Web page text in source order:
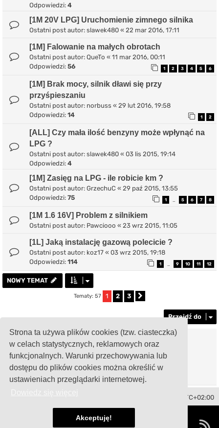
Strona ta używa plików cookies (tzw. ciasteczka)
w celach statystycznych, reklamowych oraz
funkcjonalnych. Warunki przechowywania lub
dostępu do plików cookies można określić w
ustawieniach przeglądarki internetowej.
Akceptuję!
Odpowiedzi: 4
[1M 20V LPG] Uruchomienie zimnego silnika
Ostatni post autor: slawek480 « 22 mar 2016, 17:11
[1M] Falowanie na małych obrotach
Ostatni post autor: QueTo « 11 mar 2016, 00:11
Odpowiedzi: 56 1 2 3 4 5 6
[1M] Brak mocy, silnik dławi się przy
przyśpieszaniu
Ostatni post autor: norbuss « 29 lut 2016, 19:58
Odpowiedzi: 14 1 2
[ALL] Czy mała ilość benzyny może wpłynąć na
LPG ?
Ostatni post autor: slawek480 « 03 lis 2015, 19:14
Odpowiedzi: 4
[1M] Zasięg na LPG - ile robicie km ?
Ostatni post autor: GrzechuC « 29 paź 2015, 13:55
Odpowiedzi: 75 1 5 6 7 8
[1M 1.6 16V] Problem z silnikiem
Ostatni post autor: Pawciooo « 23 wrz 2015, 11:05
[1L] Jaką instalację gazową polecicie ?
Ostatni post autor: koz17 « 03 wrz 2015, 19:18
Odpowiedzi: 114 1 9 10 11 12
NOWY TEMAT
Tematy: 57 1 2 3
Przejdź do
TWOJE UPRAWNIENIA NA TYM FORUM
tworzyć nowych tematów
Nie możeszodpowiadać w tematach
Nie możeszzmieniać swoich postów
Nie możesz
usuwać swoich postów
UTC+02:00
Polski pakiet językowy dostarczaphpBB.pl